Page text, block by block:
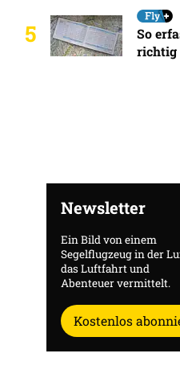
5
So
richtig
Newsletter
Ein Bild von einem
Segelflugzeug in der
das Luftfahrt und
Abenteuer vermittelt.
Kostenlos